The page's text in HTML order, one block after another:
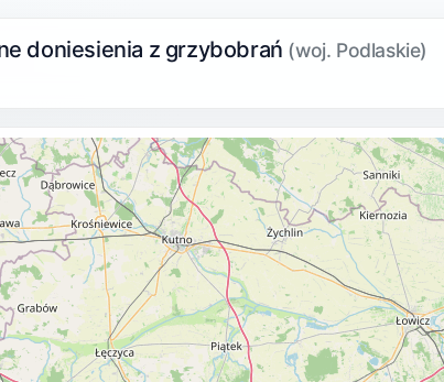
doniesienia z grzybobrań (woj. Podlaskie)